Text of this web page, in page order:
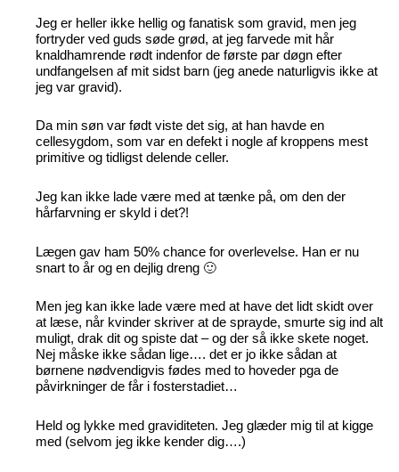
Jeg er heller ikke hellig og fanatisk som gravid, men jeg
fortryder ved guds søde grød, at jeg farvede mit hår
knaldhamrende rødt indenfor de første par døgn efter
undfangelsen af mit sidst barn (jeg anede naturligvis ikke at
jeg var gravid).
Da min søn var født viste det sig, at han havde en
cellesygdom, som var en defekt i nogle af kroppens mest
primitive og tidligst delende celler.
Jeg kan ikke lade være med at tænke på, om den der
hårfarvning er skyld i det?!
Lægen gav ham 50% chance for overlevelse. Han er nu
snart to år og en dejlig dreng 🙂
Men jeg kan ikke lade være med at have det lidt skidt over
at læse, når kvinder skriver at de sprayde, smurte sig ind alt
muligt, drak dit og spiste dat – og der så ikke skete noget.
Nej måske ikke sådan lige…. det er jo ikke sådan at
børnene nødvendigvis fødes med to hoveder pga de
påvirkninger de får i fosterstadiet…
Held og lykke med graviditeten. Jeg glæder mig til at kigge
med (selvom jeg ikke kender dig….)